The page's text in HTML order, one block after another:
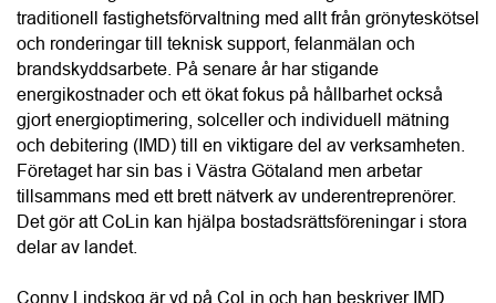
och debitering (IMD) till en viktigare del av verksamheten.
Företaget har sin bas i Västra Götaland men arbetar
tillsammans med ett brett nätverk av underentreprenörer.
Det gör att CoLin kan hjälpa bostadsrättsföreningar i stora
delar av landet.
Conny Lindskog är vd på CoLin och han beskriver IMD
som ett system där el- och varmvattenförbrukningen mäts
och debiteras separat för varje lägenhet i en
bostadsrättsförening. När kostnaden blir direkt kopplad till
minska förbrukningen. Enligt Conny kan